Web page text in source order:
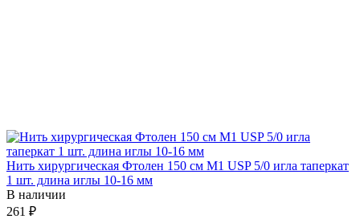
Нить хирургическая Фтолен 150 см М1 USP 5/0 игла таперкат
1 шт. длина иглы 10-16 мм
В наличии
261 ₽